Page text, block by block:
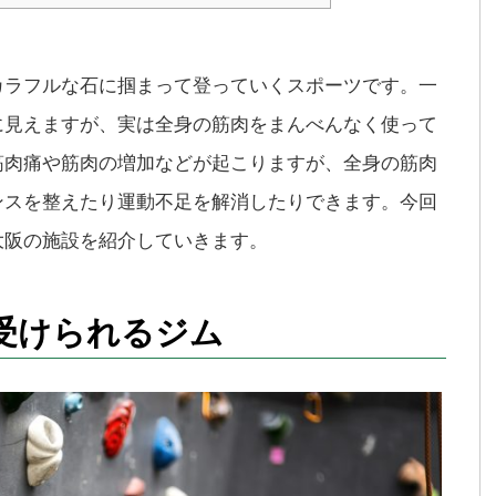
フルな石に掴まって登っていくスポーツです。一
えますが、実は全身の筋肉をまんべんなく使って
痛や筋肉の増加などが起こりますが、全身の筋肉
を整えたり運動不足を解消したりできます。今回
の施設を紹介していきます。
けられるジム